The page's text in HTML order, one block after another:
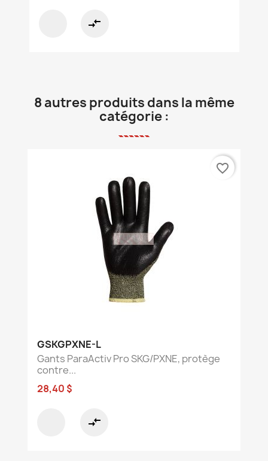
compare_arrows
8 autres produits dans la même
catégorie :
GSKGPXNE-L
Gants ParaActiv Pro SKG/PXNE, protège
contre...
28,40 $
compare_arrows
favorite_border